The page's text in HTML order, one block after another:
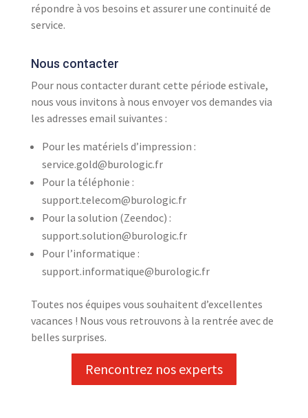
répondre à vos besoins et assurer une continuité de
service.
Nous contacter
Pour nous contacter durant cette période estivale,
nous vous invitons à nous envoyer vos demandes via
les adresses email suivantes :
Pour les matériels d’impression :
service.gold@burologic.fr
Pour la téléphonie :
support.telecom@burologic.fr
Pour la solution (Zeendoc) :
support.solution@burologic.fr
Pour l’informatique :
support.informatique@burologic.fr
Toutes nos équipes vous souhaitent d’excellentes
vacances ! Nous vous retrouvons à la rentrée avec de
belles surprises.
Rencontrez nos experts